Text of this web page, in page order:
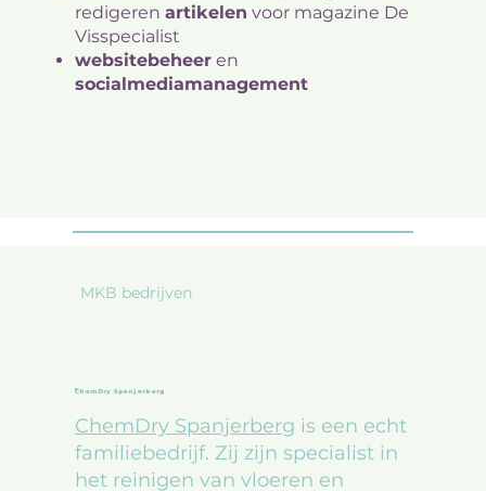
redigeren artikelen voor magazine De
Visspecialist
websitebeheeren
socialmediamanagement
MKB bedrijven
ChemDry Spanjerberg
ChemDry Spanjerberg is een echt
familiebedrijf. Zij zijn specialist in
het reinigen van vloeren en